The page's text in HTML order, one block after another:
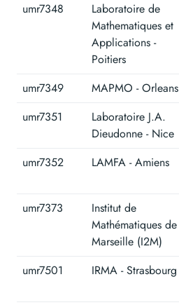
umr7348
Laboratoire de
Mathematiques et
Applications -
Poitiers
umr7349 MAPMO - Orleans
umr7351
Laboratoire J.A.
Dieudonne - Nice
umr7352
LAMFA - Amiens
umr7373
Institut de
Mathématiques de
Marseille (I2M)
umr7501 IRMA - Strasbourg